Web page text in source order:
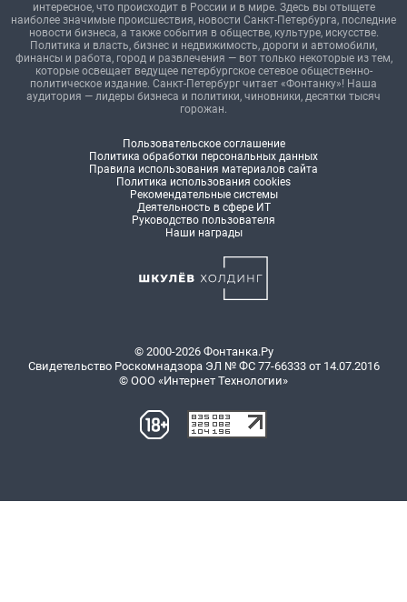
интересное, что происходит в России и в мире. Здесь вы отыщете
наиболее значимые происшествия, новости Санкт-Петербурга, последние
новости бизнеса, а также события в обществе, культуре, искусстве.
Политика и власть, бизнес и недвижимость, дороги и автомобили,
финансы и работа, город и развлечения — вот только некоторые из тем,
которые освещает ведущее петербургское сетевое общественно-
политическое издание. Санкт-Петербург читает «Фонтанку»! Наша
аудитория — лидеры бизнеса и политики, чиновники, десятки тысяч
горожан.
Пользовательское соглашение
Политика обработки персональных данных
Правила использования материалов сайта
Политика использования cookies
Рекомендательные системы
Деятельность в сфере ИТ
Руководство пользователя
Наши награды
© 2000-2026 Фонтанка.Ру
Свидетельство Роскомнадзора ЭЛ № ФС 77-66333 от 14.07.2016
© ООО «Интернет Технологии»